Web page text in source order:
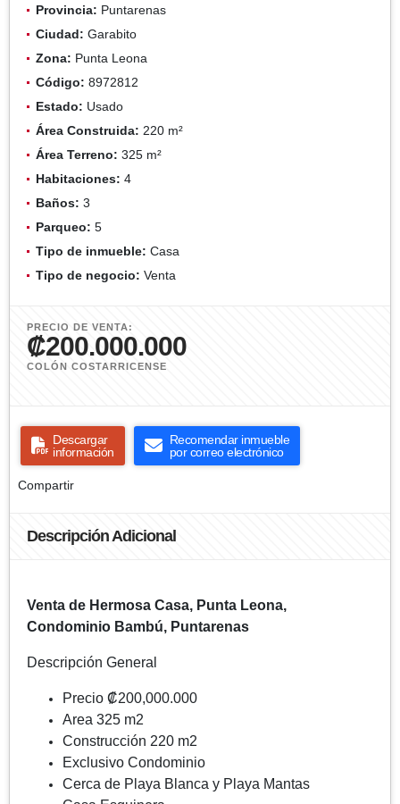
Provincia: Puntarenas
Ciudad: Garabito
Zona: Punta Leona
Código: 8972812
Estado: Usado
Área Construida: 220 m²
Área Terreno: 325 m²
Habitaciones: 4
Baños: 3
Parqueo: 5
Tipo de inmueble: Casa
Tipo de negocio: Venta
PRECIO DE VENTA:
₡200.000.000
COLÓN COSTARRICENSE
Descargar
información
Recomendar inmueble
por correo electrónico
Compartir
Descripción Adicional
Venta de Hermosa Casa, Punta Leona,
Condominio Bambú, Puntarenas
Descripción General
Precio ₡200,000.000
Area 325 m2
Construcción 220 m2
Exclusivo Condominio
Cerca de Playa Blanca y Playa Mantas